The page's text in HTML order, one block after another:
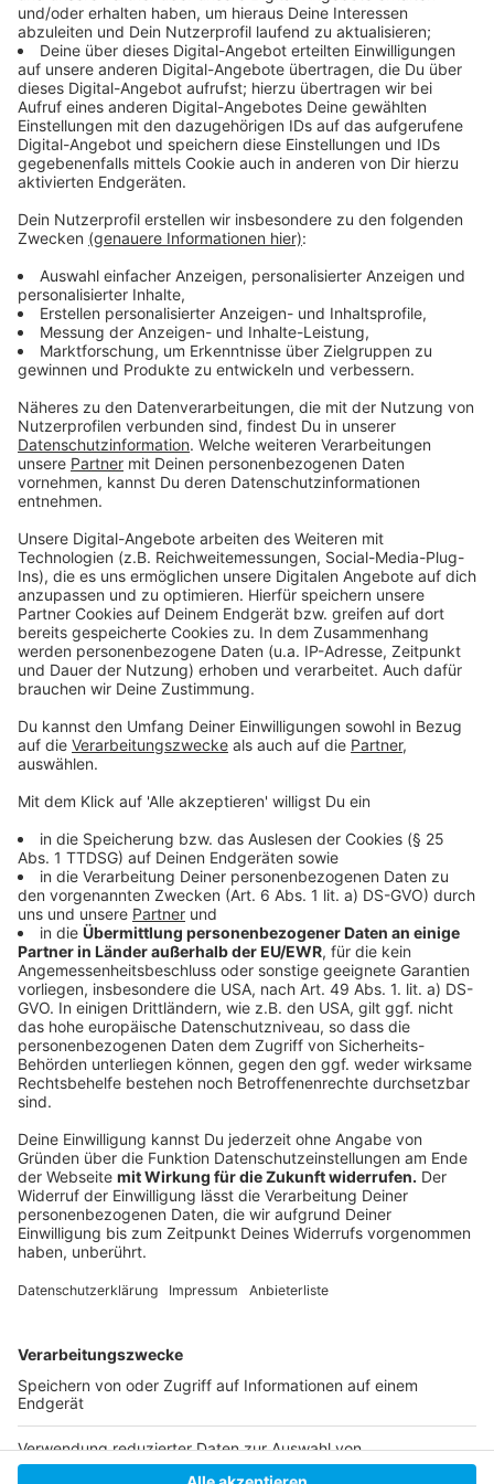
Zu den neuen Messen zählen eine für autonome
Technologien und eine für intelligente Stromnetze.
Diese Initiativen sollen das Geschäft
weiterentwickeln.
Anzeige
Zukunftsprojekte der Messe & Investitionen
in den Standort
Anzeige
Die Messe investiert kontinuierlich in den Standort.
Derzeit werden die Messehalle 9 und der Eingang Nord
modernisiert. Bis 2028 ist der Bau eines neuen
Verwaltungsgebäudesgeplant. Zudem sollen in
diesem Jahr fünf Messehallendächer mit
Photovoltaikanlagen ausgestattet werden, um
nachhaltige Energie zu nutzen.
Anzeige
Nachhaltige Energie für die Messe
Anzeige
Die Installation von Photovoltaikanlagen auf den
Dächern der Messehallen unterstreicht das
sind Teil der Strategie, die Messe zukunftssicher und
umweltfreundlich zu gestalten.
Anzeige
Weitere Infos und Links zum Thema:
Anzeige
Die Messebilanz für 2024
Aktuell läuft noch die Messe "boot"
So hatten wir im vergangenen Jahr berichtet
Anzeige
Anzeige